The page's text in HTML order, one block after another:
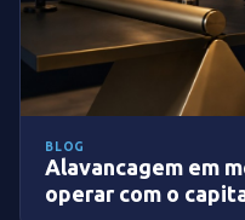
BLOG
Alavancagem em
operar com o